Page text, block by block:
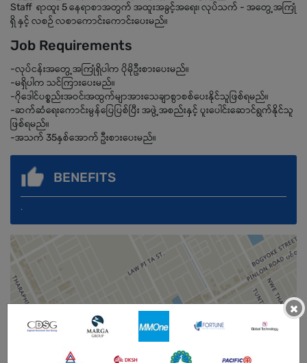
Staff ရာထူး 5 နေရာစာအတွက် အထူးအခွင့်အရေး၊ လုပ်သက် - အတွေ့အကြုံ
ရှိ နှင့် လစဉ် လစာကောင်းကောင်းပေးမည်။
Job Requirements
-လုပ်ငန်းအတွေ့အကြုံရှိပါက ပိုမိုဦးစားပေးမည်။
-မရှိပါက သင်ကြားပေးမည်။
-ဂိုဒေါင်ပစ္စည်းအဝင်၊အထွက်မျာအားသေချာစွာစစ်ပေးနိုင်သူဖြစ်ရမည်။
-ဆက်ဆံရေးကောင်းမွန်ပြေပြစ်ပြီး အဖွဲ့အစည်းနှင့် ပူးပေါင်းဆောင်ရွက်နိုင်သူ
ဖြစ်ရမည်။
-အသက် 35နှစ်အောက် ဦးစားပေးမည်။
BENEFITS
.
×